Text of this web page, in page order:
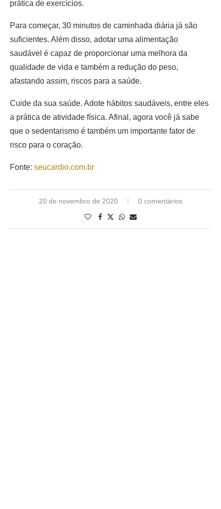
prática de exercícios.
Para começar, 30 minutos de caminhada diária já são
suficientes. Além disso, adotar uma alimentação
saudável é capaz de proporcionar uma melhora da
qualidade de vida e também a redução do peso,
afastando assim, riscos para a saúde.
Cuide da sua saúde. Adote hábitos saudáveis, entre eles
a prática de atividade física. Afinal, agora você já sabe
que o sedentarismo é também um importante fator de
risco para o coração.
Fonte: seucardio.com.br
20 de novembro de 2020 0 comentários